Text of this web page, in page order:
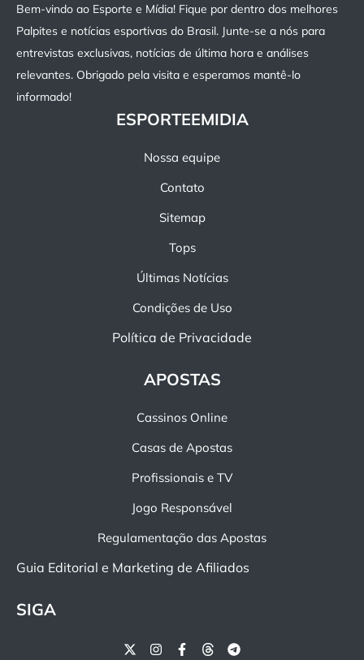
Bem-vindo ao Esporte e Mídia! Fique por dentro dos melhores
Palpites e notícias esportivas do Brasil. Junte-se a nós para
entrevistas exclusivas, notícias de última hora e análises
relevantes. Obrigado pela visita e esperamos mantê-lo
informado!
ESPORTEEMIDIA
Nossa equipe
Contato
Sitemap
Tops
Últimas Notícias
Condições de Uso
Política de Privacidade
APOSTAS
Cassinos Online
Casas de Apostas
Profissionais e TV
Jogo Responsável
Regulamentação das Apostas
Guia Editorial e Marketing de Afiliados
SIGA